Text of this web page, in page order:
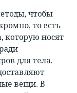
чтобы
то есть
которую носят
для тела.
вещи. В